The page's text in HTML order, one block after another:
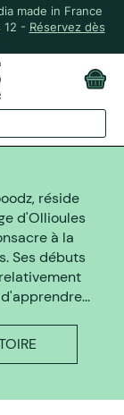
made in France
12 - Réservez dès
réside
d'Ollioules
à la
Ses débuts